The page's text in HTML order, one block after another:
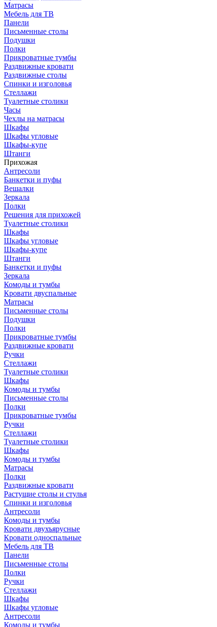
Матрасы
Мебель для ТВ
Панели
Письменные столы
Подушки
Полки
Прикроватные тумбы
Раздвижные кровати
Раздвижные столы
Спинки и изголовья
Стеллажи
Туалетные столики
Часы
Чехлы на матрасы
Шкафы
Шкафы угловые
Шкафы-купе
Штанги
Прихожая
Антресоли
Банкетки и пуфы
Вешалки
Зеркала
Полки
Решения для прихожей
Туалетные столики
Шкафы
Шкафы угловые
Шкафы-купе
Штанги
Банкетки и пуфы
Зеркала
Комоды и тумбы
Кровати двуспальные
Матрасы
Письменные столы
Подушки
Полки
Прикроватные тумбы
Раздвижные кровати
Ручки
Стеллажи
Туалетные столики
Шкафы
Комоды и тумбы
Письменные столы
Полки
Прикроватные тумбы
Ручки
Стеллажи
Туалетные столики
Шкафы
Комоды и тумбы
Матрасы
Полки
Раздвижные кровати
Растущие столы и стулья
Спинки и изголовья
Антресоли
Комоды и тумбы
Кровати двухъярусные
Кровати односпальные
Мебель для ТВ
Панели
Письменные столы
Полки
Ручки
Стеллажи
Шкафы
Шкафы угловые
Антресоли
Комоды и тумбы